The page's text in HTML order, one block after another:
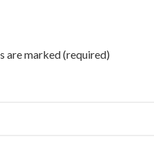
are marked (required)